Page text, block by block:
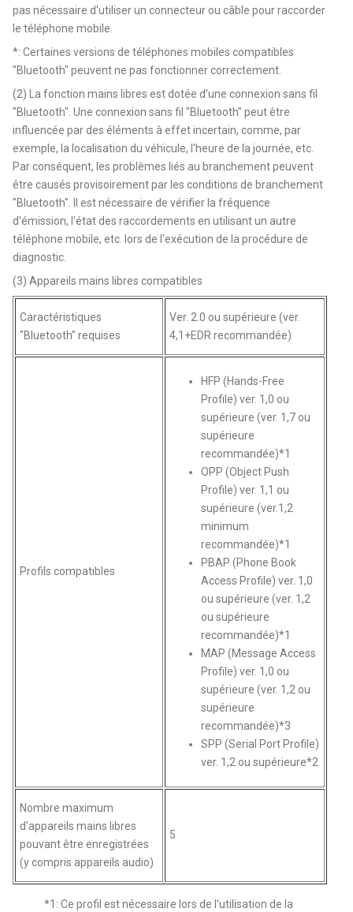
pas nécessaire d'utiliser un connecteur ou câble pour raccorder
le téléphone mobile.
*: Certaines versions de téléphones mobiles compatibles
"Bluetooth" peuvent ne pas fonctionner correctement.
(2) La fonction mains libres est dotée d'une connexion sans fil
"Bluetooth". Une connexion sans fil "Bluetooth" peut être
influencée par des éléments à effet incertain, comme, par
exemple, la localisation du véhicule, l'heure de la journée, etc.
Par conséquent, les problèmes liés au branchement peuvent
être causés provisoirement par les conditions de branchement
"Bluetooth". Il est nécessaire de vérifier la fréquence
d'émission, l'état des raccordements en utilisant un autre
téléphone mobile, etc. lors de l'exécution de la procédure de
diagnostic.
(3) Appareils mains libres compatibles
Caractéristiques
"Bluetooth" requises
Ver. 2.0 ou supérieure (ver.
4,1+EDR recommandée)
Profils compatibles
HFP (Hands-Free
Profile) ver. 1,0 ou
supérieure (ver. 1,7 ou
supérieure
recommandée)*1
OPP (Object Push
Profile) ver. 1,1 ou
supérieure (ver.1,2
minimum
recommandée)*1
PBAP (Phone Book
Access Profile) ver. 1,0
ou supérieure (ver. 1,2
ou supérieure
recommandée)*1
MAP (Message Access
Profile) ver. 1,0 ou
supérieure (ver. 1,2 ou
supérieure
recommandée)*3
SPP (Serial Port Profile)
ver. 1,2 ou supérieure*2
Nombre maximum
d'appareils mains libres
pouvant être enregistrées
(y compris appareils audio)
5
*1: Ce profil est nécessaire lors de l'utilisation de la